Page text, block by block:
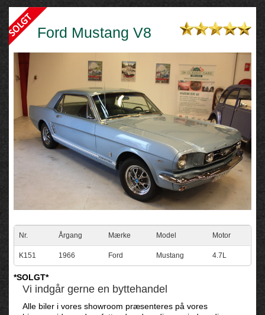
Ford Mustang V8
Nr. Årgang Mærke Model Motor
K151 1966 Ford Mustang 4.7L
*SOLGT*
Vi indgår gerne en byttehandel
Alle biler i vores showroom præsenteres på vores